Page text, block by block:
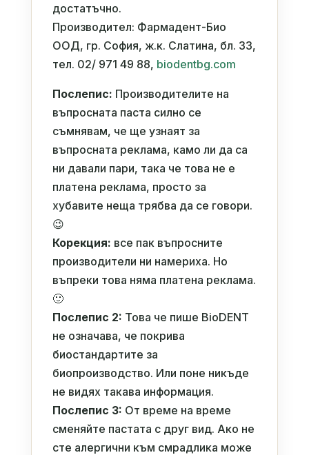
достатъчно.
Производител: Фармадент-Био
ООД, гр. София, ж.к. Слатина, бл. 33,
тел. 02/ 971 49 88, biodentbg.com
Послепис: Производителите на
въпросната паста силно се
съмнявам, че ще узнаят за
въпросната реклама, камо ли да са
ни давали пари, така че това не е
платена реклама, просто за
хубавите неща трябва да се говори.
😉
Корекция: все пак въпросните
производители ни намериха. Но
въпреки това няма платена реклама.
🙂
Послепис 2: Това че пише BioDENT
не означава, че покрива
биостандартите за
биопроизводство. Или поне никъде
не видях такава информация.
Послепис 3: От време на време
сменяйте пастата с друг вид. Ако не
сте алергични към смрадлика може